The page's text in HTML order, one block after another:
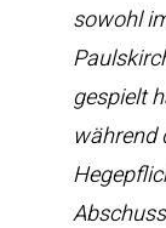
sowohl
gespielt
während